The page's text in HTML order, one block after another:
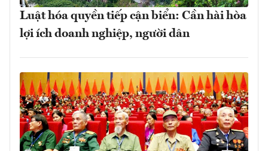
Luật hóa quyền tiếp cận biển: Cần hài hòa
lợi ích doanh nghiệp, người dân